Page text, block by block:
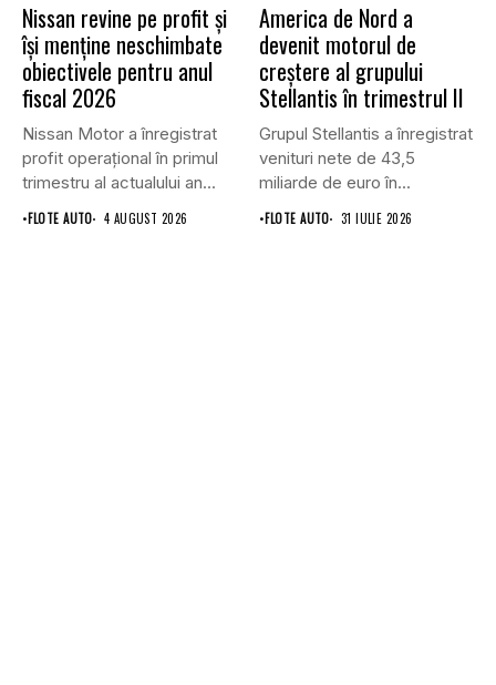
Nissan revine pe profit și
își menține neschimbate
obiectivele pentru anul
fiscal 2026
Nissan Motor a înregistrat
profit operațional în primul
trimestru al actualului an...
•FLOTE AUTO 4 AUGUST 2026
America de Nord a
devenit motorul de
creștere al grupului
Stellantis în trimestrul II
Grupul Stellantis a înregistrat
venituri nete de 43,5
miliarde de euro în...
•FLOTE AUTO 31 IULIE 2026